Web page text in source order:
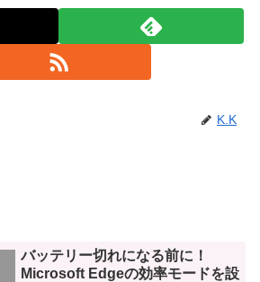
K.K
バッテリー切れになる前に！
Microsoft Edgeの効率モードを設